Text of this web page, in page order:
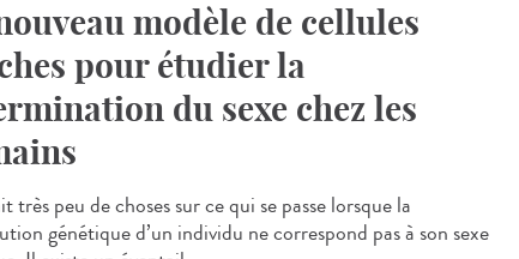
modèle de cellules
pour étudier la
du sexe chez les
très peu de choses sur ce qui se passe lorsque la
génétique d’un individu ne correspond pas à son sexe